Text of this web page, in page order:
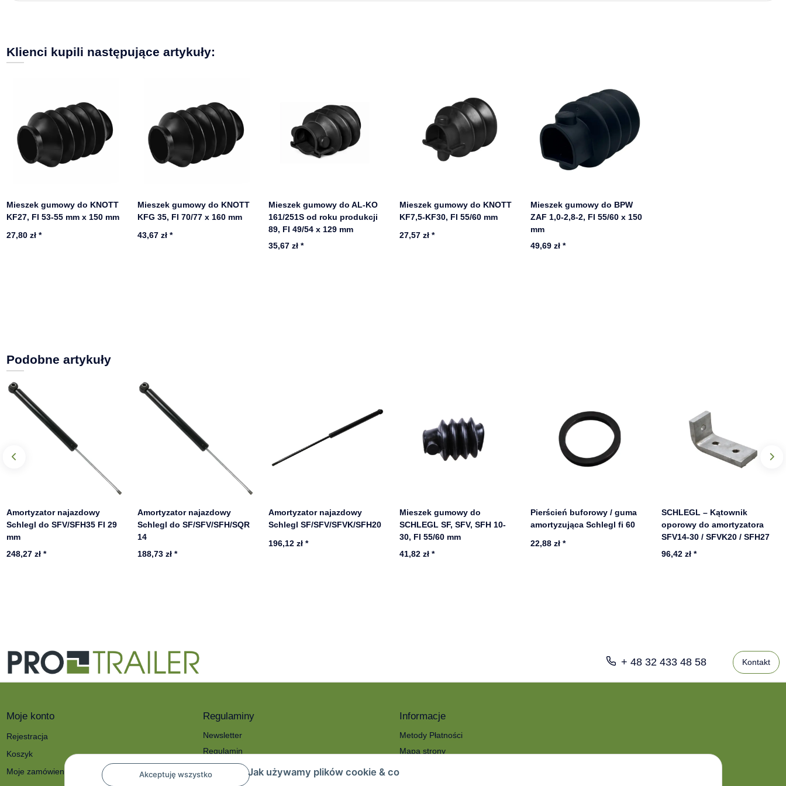
Akceptuję wszystko Jak używamy plików cookie & co
Klienci kupili następujące artykuły:
Mieszek gumowy do KNOTT
KF27, FI 53-55 mm x 150 mm
27,80 zł*
Mieszek gumowy do KNOTT
KFG 35, FI 70/77 x 160 mm
43,67 zł*
Mieszek gumowy do AL-KO
161/251S od roku produkcji
89, FI 49/54 x 129 mm
35,67 zł*
Mieszek gumowy do KNOTT
KF7,5-KF30, FI 55/60 mm
27,57 zł*
Mieszek gumowy do BPW
ZAF 1,0-2,8-2, FI 55/60 x 150
mm
49,69 zł*
Podobne artykuły
Amortyzator najazdowy
Schlegl do SFV/SFH35 FI 29
mm
248,27 zł*
Amortyzator najazdowy
Schlegl do SF/SFV/SFH/SQR
14
188,73 zł*
Amortyzator najazdowy
Schlegl SF/SFV/SFVK/SFH20
196,12 zł*
Mieszek gumowy do
SCHLEGL SF, SFV, SFH 10-
30, FI 55/60 mm
41,82 zł*
Pierścień buforowy / guma
amortyzująca Schlegl fi 60
22,88 zł*
SCHLEGL – Kątownik
oporowy do amortyzatora
SFV14-30 / SFVK20 / SFH27
96,42 zł*
+ 48 32 433 48 58 Kontakt
Moje konto
Rejestracja
Koszyk
Moje zamówienia
Regulaminy
Newsletter
Regulamin
Polityka prywatności
Informacje
Metody Płatności
Mapa strony